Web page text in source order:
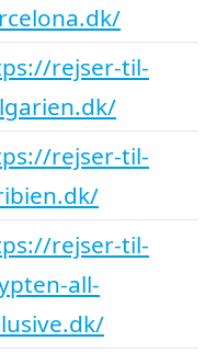
rejser-til-
rejser-til-
rejser-til-
all-